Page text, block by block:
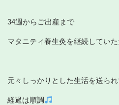
34週からご出産まで
マタニティ養生灸を継続していた
元々しっかりとした生活を送られ
経過は順調